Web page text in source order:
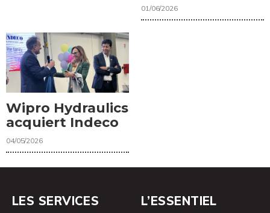
01/06/2026
Wipro Hydraulics
acquiert Indeco
04/05/2026
LES SERVICES L’ESSENTIEL